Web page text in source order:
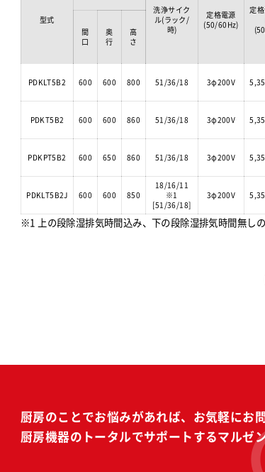
型式
洗浄サイク
ル(ラック/
時)
定格電源
(50/60Hz)
定
間
口
奥
行
高
さ
PDKLT5B2 600 600 800 51/36/18 3φ200V
PDKT5B2 600 600 860 51/36/18 3φ200V
PDKPT5B2 600 650 860 51/36/18 3φ200V
PDKLT5B2J 600 600 850
18/16/11
※1
[51/36/18]
3φ200V
※1 上の段除湿排気時間込み、下の段除湿排気時間無し
厨房のことでお悩みがあれば、 お気軽にお
厨房機器のトータルでサポートするマルゼ